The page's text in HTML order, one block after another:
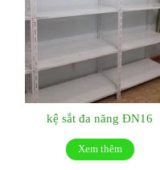
kệ sắt đa năng ĐN16
Xem thêm